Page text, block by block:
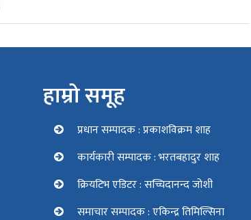
हाम्रो समूह
प्रधान सम्पादक : प्रकाशविक्रम शाह
कार्यकारी सम्पादक : भरतबहादुर शाह
क्रियटिभ एडिटर : सच्चिदानन्द जोशी
समाचार सम्पादक : एकिन्द्र तिमिल्सिना